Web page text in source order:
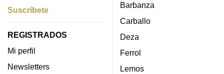
Suscríbete
REGISTRADOS
Mi perfil
Newsletters
Barbanza
Carballo
Deza
Ferrol
Lemos